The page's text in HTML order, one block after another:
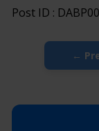
Post ID :
←